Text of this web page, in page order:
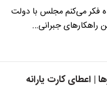
فکر می‌کنم مجلس با دولت
راهکارهای جبرانی…
| اعطای کارت یارانه